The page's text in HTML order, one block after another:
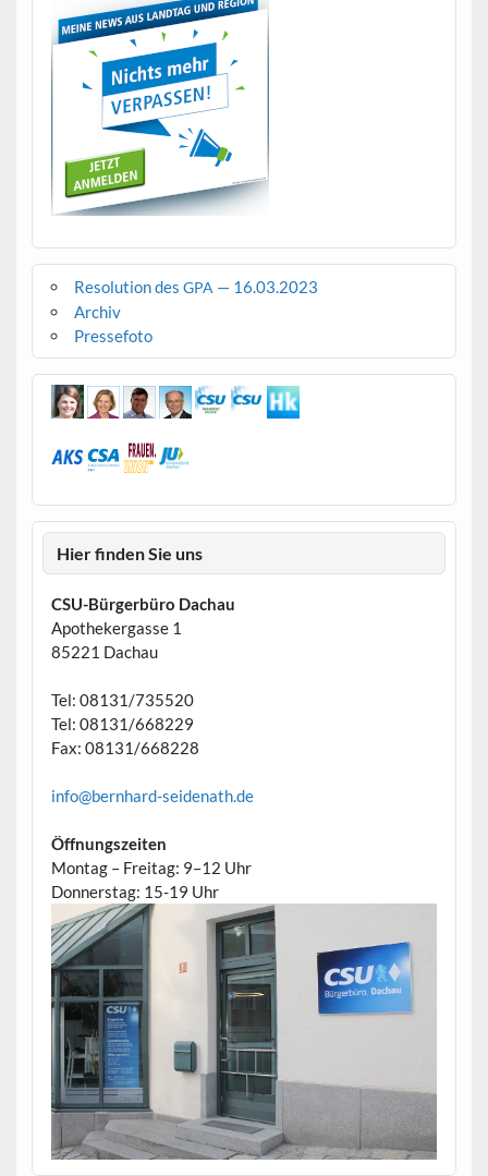
Resolution des GPA — 16.03.2023
Archiv
Pressefoto
Hier finden Sie uns
CSU-Bürgerbüro Dachau
Apothekergasse 1
85221 Dachau
Tel: 08131/735520
Tel: 08131/668229
Fax: 08131/668228
info@bernhard-seidenath.de
Öffnungszeiten
Montag – Freitag: 9–12 Uhr
Donnerstag: 15-19 Uhr